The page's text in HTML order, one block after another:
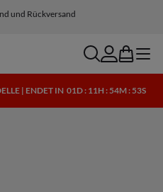
und Rückversand
searchaccount
bag menu
| ENDET IN 01D : 11H : 54M : 52S